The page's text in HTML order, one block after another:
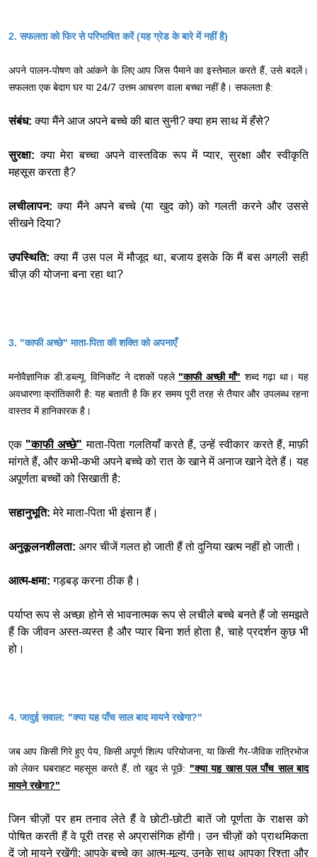
2. सफलता को फिर से परिभाषित करें (यह ग्रेड के बारे में नहीं है)
अपने पालन-पोषण को आंकने के लिए आप जिस पैमाने का इस्तेमाल करते हैं, उसे बदलें।
सफलता एक बेदाग घर या 24/7 उत्तम आचरण वाला बच्चा नहीं है। सफलता है:
संबंध: क्या मैंने आज अपने बच्चे की बात सुनी? क्या हम साथ में हँसे?
सुरक्षा:क्या मेरा बच्चा अपने वास्तविक रूप में प्यार, सुरक्षा और स्वीकृति
महसूस करता है?
लचीलापन:क्या मैंने अपने बच्चे (या खुद को) को गलती करने और उससे
सीखने दिया?
उपस्थिति:क्या मैं उस पल में मौजूद था, बजाय इसके कि मैं बस अगली सही
चीज़ की योजना बना रहा था?
3. "काफी अच्छे" माता-पिता की शक्ति को अपनाएँ
मनोवैज्ञानिक डी.डब्ल्यू. विनिकॉट ने दशकों पहले "काफी अच्छी माँ" शब्द गढ़ा था। यह
अवधारणा क्रांतिकारी है: यह बताती है कि हर समय पूरी तरह से तैयार और उपलब्ध रहना
वास्तव में हानिकारक है।
एक "काफी अच्छे" माता-पिता गलतियाँ करते हैं, उन्हें स्वीकार करते हैं, माफ़ी
मांगते हैं, और कभी-कभी अपने बच्चे को रात के खाने में अनाज खाने देते हैं। यह
अपूर्णता बच्चों को सिखाती है:
सहानुभूति:मेरे माता-पिता भी इंसान हैं।
अनुकूलनशीलता: अगर चीजें गलत हो जाती हैं तो दुनिया खत्म नहीं हो जाती।
आत्म-क्षमा:गड़बड़ करना ठीक है।
पर्याप्त रूप से अच्छा होने से भावनात्मक रूप से लचीले बच्चे बनते हैं जो समझते
हैं कि जीवन अस्त-व्यस्त है और प्यार बिना शर्त होता है, चाहे प्रदर्शन कुछ भी
हो।
4. जादुई सवाल: "क्या यह पाँच साल बाद मायने रखेगा?"
जब आप किसी गिरे हुए पेय, किसी अपूर्ण शिल्प परियोजना, या किसी गैर-जैविक रात्रिभोज
को लेकर घबराहट महसूस करते हैं, तो खुद से पूछें: "क्या यह खास पल पाँच साल बाद
मायने रखेगा?"
जिन चीज़ों पर हम तनाव लेते हैं वे छोटी-छोटी बातें जो पूर्णता के राक्षस को
पोषित करती हैं वे पूरी तरह से अप्रासंगिक होंगी। उन चीज़ों को प्राथमिकता
दें जो मायने रखेंगी: आपके बच्चे का आत्म-मूल्य, उनके साथ आपका रिश्ता और